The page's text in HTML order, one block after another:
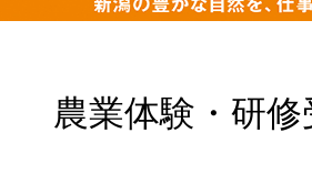
農業体験・研